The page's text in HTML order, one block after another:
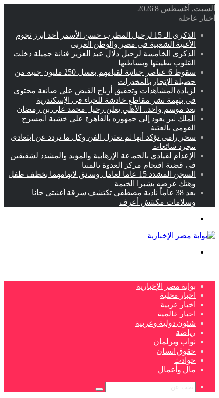
السبت, أغسطس 8 2026
أخبار عاجلة
الذكرى الـ 15 لرحيل المطرب حسن الأسمر أحد أبرز نجوم
الأغنية الشعبية فى مصر والوطن العربى
الذكرى الخامسة لرحيل دلال عبد العزيز فنانة جميلة دخلت
القلوب بطيبتها وبساطتها
سقوط 6 عناصر جنائية لقيامهم بغسل 250 مليون جنيه من
حصيلة الإتجار بالمخدرات
لزيادة المشاهدات وتحقيق أرباح القبض على صانعة محتوى
فى بتهمة نشر مقاطع خادشة للحياء فى الإسكندرية
بعد موسم واحد.. الأهلي يعلن رحيل محمد علي بن رمضان
الملك لير يعود إلى جمهوره بالقاهرة على خشبة المسرح
القومى بالعتبة
سحر رامى تؤكد أنها لم تعتزل الفن وكل ما تردد عن ابتعادى
مجرد شائعات
الإعدام لقيادي بالجماعة الإرهابية والمؤبد والمشدد لشقيقين
فى قضية اقتحام مركز العدوة بالمنيا
السجن المشدد 15 عاما لعامل وسائق لاتهامهما بخطف طفل
وهتك عرضه بشبرا الخيمة
بعد 38 عاماً نادية مصطفى تكتشف سرقة أغنيتى جانا
وسلامات مكنتش أعرف
بوابة مصر الإخبارية
اخبار محلية
اخبار عربية
اخبار عالمية
شئون دولية وعربية
رياضة
نواب وبرلمان
حقوق انسان
حوادث
مال وأعمال
بحث